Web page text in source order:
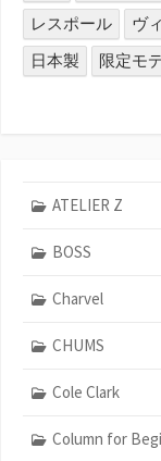
レスポール
ヴ
日本製
限定モ
ATELIER Z
BOSS
Charvel
CHUMS
Cole Clark
Column for